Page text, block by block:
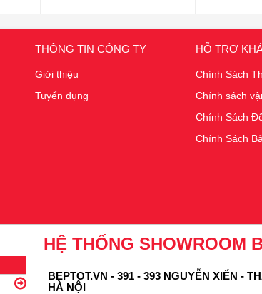
THÔNG TIN CÔNG TY
Giới thiệu
Tuyển dụng
HỖ TRỢ
Chính Sách
Chính sách
Chính Sách
Chính Sách
HỆ THỐNG SHOWROOM
BEPTOT.VN - 391 - 393 NGUYỄN XIỂN -
HÀ NỘI